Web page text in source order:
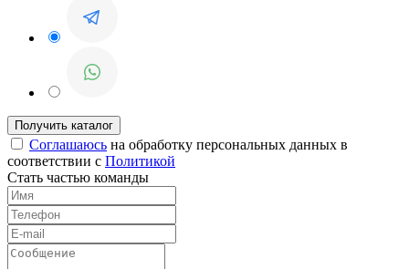
Соглашаюсь на обработку персональных данных в
соответствии с Политикой
Стать частью команды